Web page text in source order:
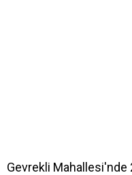
Gevrekli Mahallesi'nde